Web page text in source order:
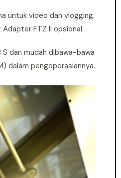
untuk video dan vlogging.
FTZ II opsional.
S dan mudah dibawa-bawa
dalam pengoperasiannya.